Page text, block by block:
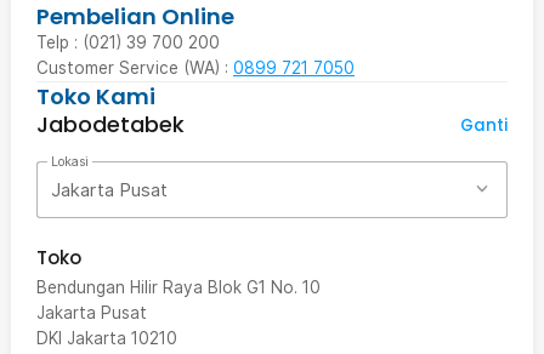
Pembelian Online
Telp : (021) 39 700 200
Customer Service (WA) : 0899 721 7050
Toko Kami
Jabodetabek
Ganti
Lokasi
Jakarta Pusat
Toko
Bendungan Hilir Raya Blok G1 No. 10
Jakarta Pusat
DKI Jakarta 10210